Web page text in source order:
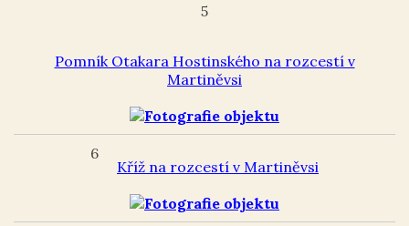
5
Pomník Otakara Hostinského na rozcestí v
Martiněvsi
6
Kříž na rozcestí v Martiněvsi